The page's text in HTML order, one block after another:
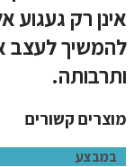
אינן רק געגוע
להמשיך לעצב
ותרבותה.
מוצרים קשורים
במבצע